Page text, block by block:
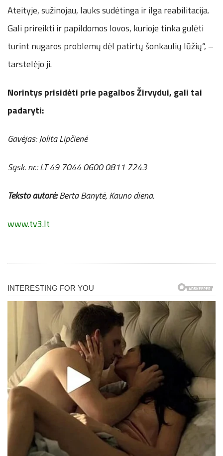
Ateityje, sužinojau, lauks sudėtinga ir ilga reabilitacija.
Gali prireikti ir papildomos lovos, kurioje tinka gulėti
turint nugaros problemų dėl patirtų šonkaulių lūžių“, –
tarstelėjo ji.
Norintys prisidėti prie pagalbos Žirvydui, gali tai
padaryti:
Gavėjas: Jolita Lipčienė
Sąsk. nr.: LT 49 7044 0600 0811 7243
Teksto autorė:Berta Banytė, Kauno diena.
www.tv3.lt